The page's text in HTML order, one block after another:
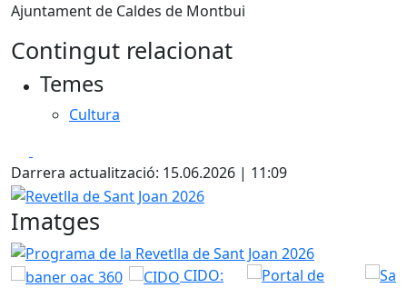
Ajuntament de Caldes de Montbui
Contingut relacionat
Temes
Cultura
Darrera actualització: 15.06.2026 | 11:09
Revetlla de Sant Joan 2026
Imatges
Programa de la Revetlla de Sant Joan 2026
CIDO: